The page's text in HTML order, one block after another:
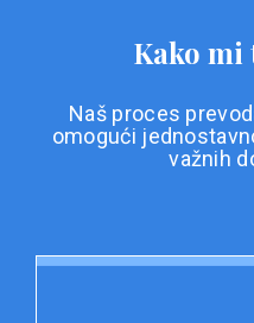
Kako mi
Naš proces
omogući
važnih